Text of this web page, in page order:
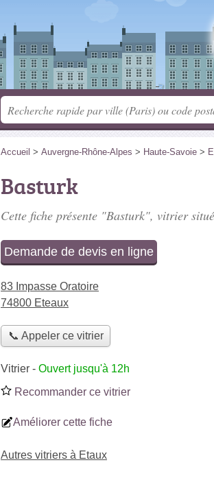
Accueil > Auvergne-Rhône-Alpes > Haute-Savoie >
Basturk
Cette fiche présente "Basturk", vitrier situé
Demande de devis en ligne
83 Impasse Oratoire
74800 Eteaux
📞 Appeler ce vitrier
Vitrier - Ouvert jusqu'à 12h
Recommander ce vitrier
Améliorer cette fiche
Autres vitriers à Etaux